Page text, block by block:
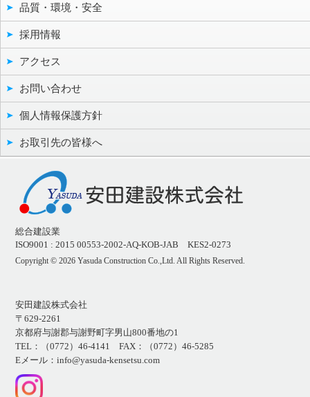
品質・環境・安全
採用情報
アクセス
お問い合わせ
個人情報保護方針
お取引先の皆様へ
総合建設業
ISO9001 : 2015 00553-2002-AQ-KOB-JAB KES2-0273
Copyright ©2026 Yasuda Construction Co.,Ltd. All Rights Reserved.
安田建設株式会社
〒629-2261
京都府与謝郡与謝野町字男山800番地の1
TEL：（0772）46-4141 FAX：（0772）46-5285
Eメール：info@yasuda-kensetsu.com